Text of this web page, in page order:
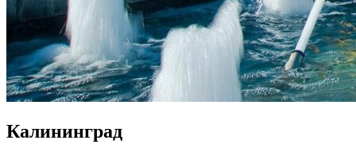
Калининград